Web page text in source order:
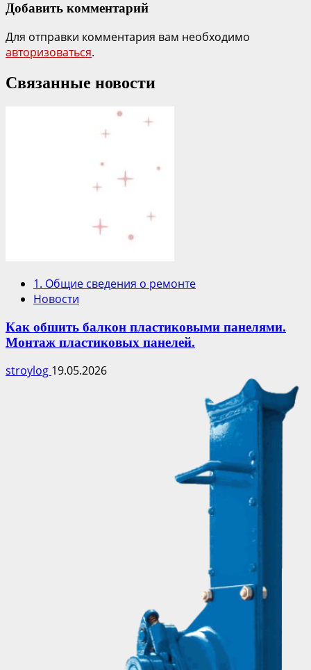
Добавить комментарий
Для отправки комментария вам необходимо
авторизоваться.
Связанные новости
1. Общие сведения о ремонте
Новости
Как обшить балкон пластиковыми панелями.
Монтаж пластиковых панелей.
stroylog 19.05.2026